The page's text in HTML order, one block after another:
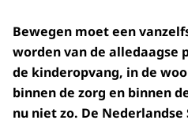
Bewegen moet een
worden van de alledaagse
de kinderopvang, in de
binnen de zorg en binnen
nu niet zo. De